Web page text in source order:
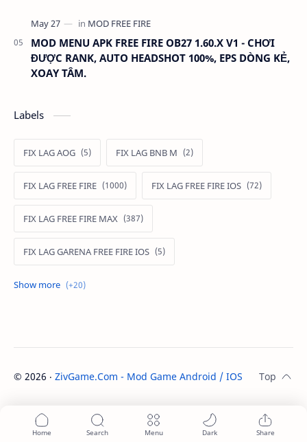
MOD MENU APK FREE FIRE OB27 1.60.X V1 - CHƠI
ĐƯỢC RANK, AUTO HEADSHOT 100%, EPS DÒNG KẺ,
XOAY TÂM.
Labels
FIX LAG AOG FIX LAG BNB M
FIX LAG FREE FIRE FIX LAG FREE FIRE IOS
FIX LAG FREE FIRE MAX
FIX LAG GARENA FREE FIRE IOS
FIX LAG LIÊN QUÂN MOBILE
MOD APK FREE FIRE MOD DATA FREE FIRE
MOD DATA PUBG MOD FREE FIRE
MOD FREE FIRE IOS MOD GAME MOBILE
© 2026 ‧ ZivGame.Com - Mod Game Android / IOS . All rights